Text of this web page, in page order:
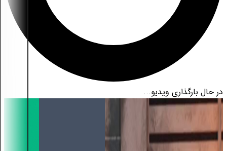
در حال بارگذاری ویدیو...